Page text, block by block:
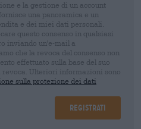
e la gestione di un account
una panoramica e un
e dei miei dati personali.
questo consenso in qualsiasi
inviando un'e-mail a
che la revoca del consenso non
effettuato sulla base del suo
revoca. Ulteriori informazioni sono
sulla protezione dei dati
Registrati